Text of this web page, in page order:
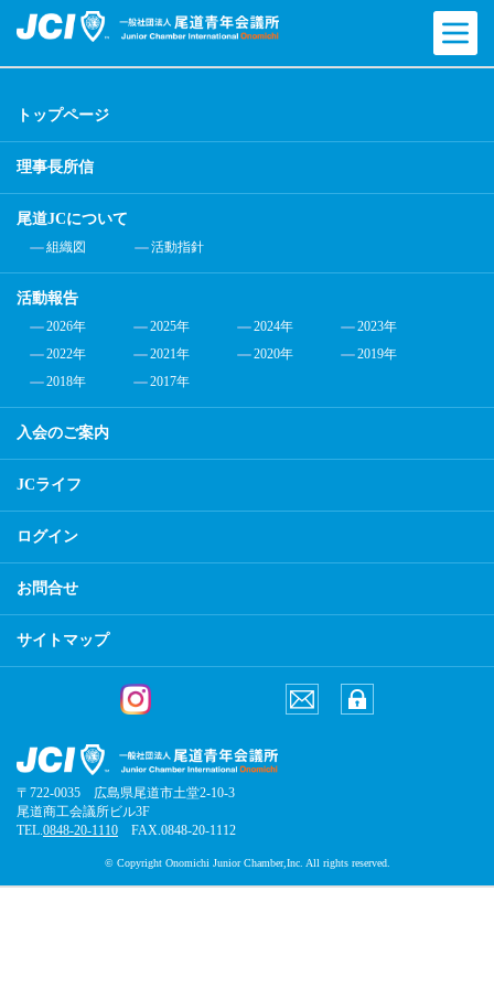
トップページ
理事長所信
尾道JCについて
組織図 活動指針
活動報告
2026年 2025年 2024年
2023年
2022年
2021年 2020年
2019年
2018年
2017年
入会のご案内
JCライフ
ログイン
お問合せ
サイトマップ
〒722-0035 広島県尾道市土堂2-10-3
尾道商工会議所ビル3F
TEL.0848-20-1110 FAX.0848-20-1112
© Copyright Onomichi Junior Chamber,Inc. All rights reserved.